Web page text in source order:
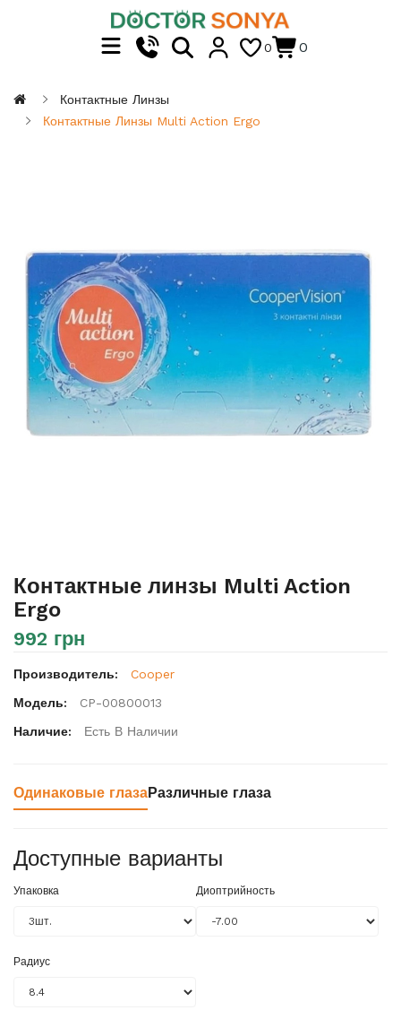
0 0
Контактные Линзы
Контактные Линзы Multi Action Ergo
Контактные линзы Multi Action
Ergo
992 грн
Производитель:
Cooper
Модель:
CP-00800013
Наличие:
Есть В Наличии
Одинаковые глазаРазличные глаза
Доступные варианты
Упаковка Диоптрийность
Радиус